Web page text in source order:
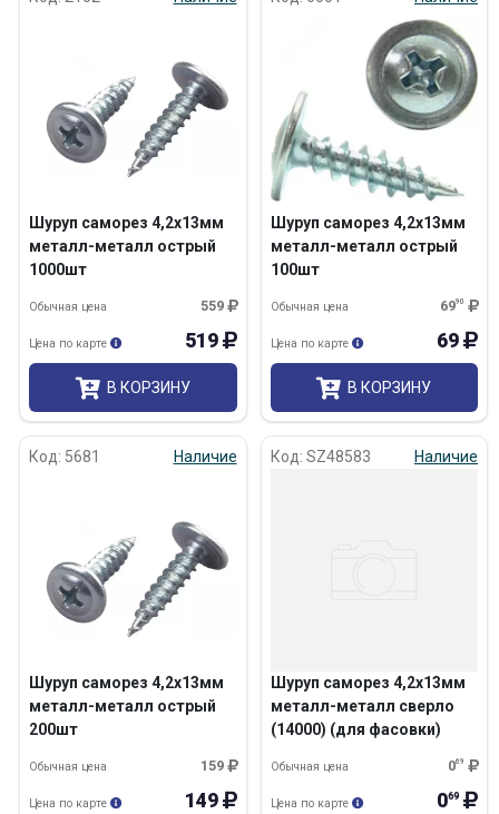
Шуруп саморез 4,2х13мм
металл-металл острый
1000шт
559
Обычная цена
519
Цена по карте
В КОРЗИНУ
Шуруп саморез 4,2х13мм
металл-металл острый
100шт
6990
Обычная цена
69
Цена по карте
В КОРЗИНУ
Код: 5681 Наличие
Шуруп саморез 4,2х13мм
металл-металл острый
200шт
159
Обычная цена
149
Цена по карте
Код: SZ48583 Наличие
Шуруп саморез 4,2х13мм
металл-металл сверло
(14000) (для фасовки)
069
Обычная цена
069
Цена по карте